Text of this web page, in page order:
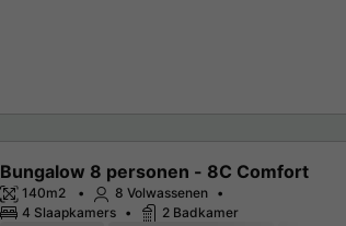
Bungalow 8 personen - 8C Comfort
140m2
8 Volwassenen
4 Slaapkamers
2 Badkamer